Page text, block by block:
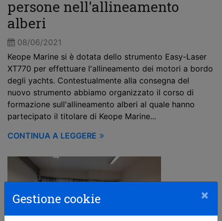
persone nell'allineamento
alberi
08/06/2021
Keope Marine si è dotata dello strumento Easy-Laser
XT770 per effettuare l'allineamento dei motori a bordo
degli yachts. Contestualmente alla consegna del
nuovo strumento abbiamo organizzato il corso di
formazione sull'allineamento alberi al quale hanno
partecipato il titolare di Keope Marine...
CONTINUA A LEGGERE
Gestione cookie ×